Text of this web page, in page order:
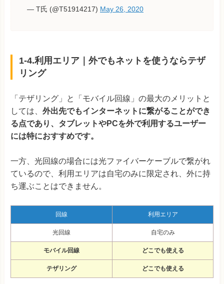
— T氏 (@T51914217) May 26, 2020
1-4.利用エリア｜外でもネットを使うならテザ
リング
「テザリング」と「モバイル回線」の最大のメリットと
しては、 外出先でもインターネットに繋がることができ
る点であり、タブレットやPCを外で利用するユーザー
には特におすすめです。
一方、光回線の場合には光ファイバーケーブルで繋がれ
ているので、利用エリアは自宅のみに限定され、外に持
ち運ぶことはできません。
回線 利用エリア
光回線 自宅のみ
モバイル回線 どこでも使える
テザリング どこでも使える